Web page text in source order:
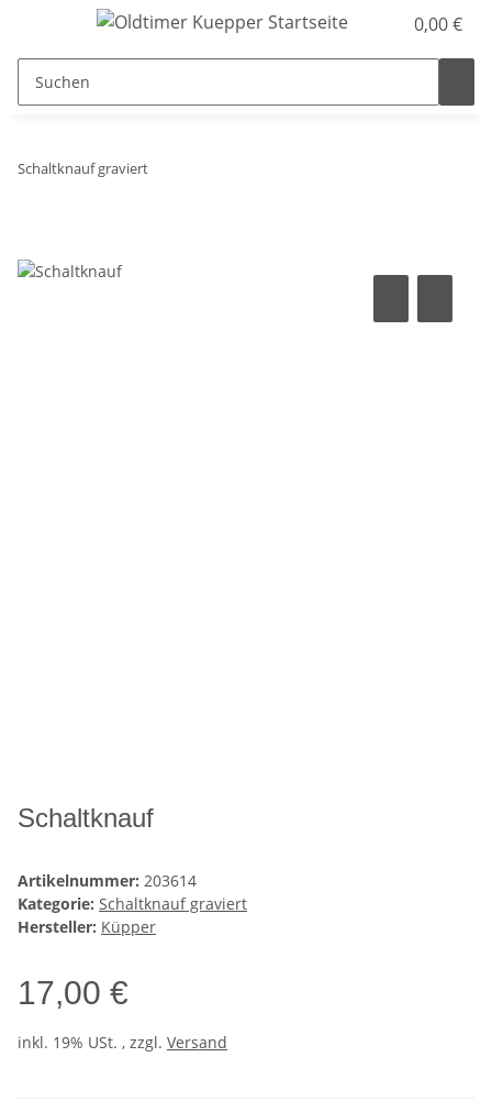
0,00 €
Schaltknauf graviert
Schaltknauf
Artikelnummer: 203614
Kategorie: Schaltknauf graviert
Hersteller: Küpper
17,00 €
inkl. 19% USt. , zzgl. Versand